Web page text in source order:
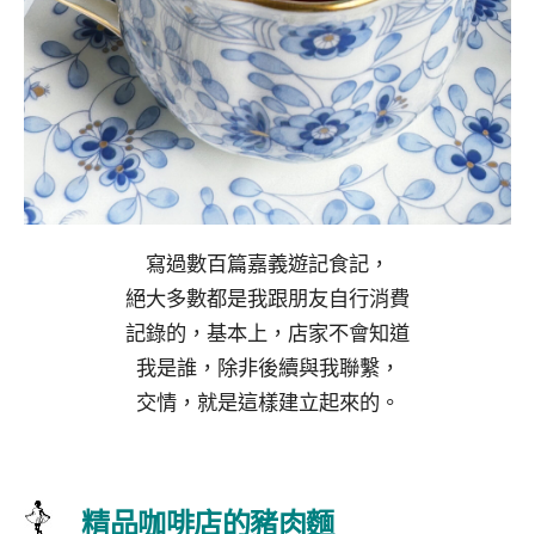
寫過數百篇嘉義遊記食記，
絕大多數都是我跟朋友自行消費
記錄的，基本上，店家不會知道
我是誰，除非後續與我聯繫，
交情，就是這樣建立起來的。
精品咖啡店的豬肉麵